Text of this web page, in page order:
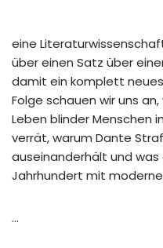
eine
über einen Satz über
damit ein komplett
Folge schauen wir uns
Leben blinder Menschen
verrät, warum Dante
auseinanderhält und was
Jahrhundert mit
…